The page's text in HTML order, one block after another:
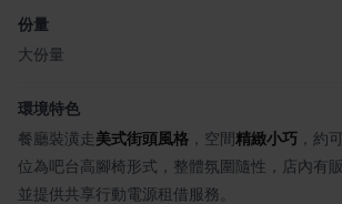
份量
大份量
環境特色
餐廳裝潢走美式街頭風格 ，空間精緻小巧 ，約
位為吧台高腳椅形式，整體氛圍隨性，店內有
並提供共享行動電源租借服務。